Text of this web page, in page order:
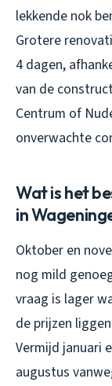
lekkende nok
Grotere
4 dagen,
van de
Centrum of
onverwachte
Wat is het
in
Oktober en
nog mild
vraag is lager
de prijzen
Vermijd januari
augustus